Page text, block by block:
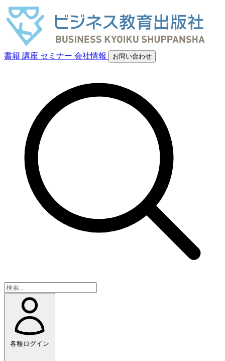
書籍 講座 セミナー 会社情報 お問い合わせ
各種ログイン